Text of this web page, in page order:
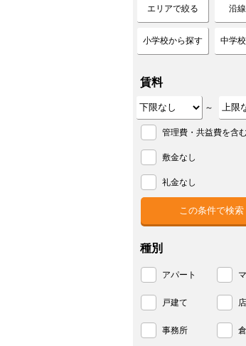
エリアで絞る 沿
小学校から探す 中学
賃料
～
管理費・共益費を含
敷金なし
礼金なし
種別
アパート
戸建て
事務所